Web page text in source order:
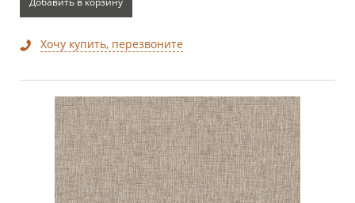
Хочу купить, перезвоните